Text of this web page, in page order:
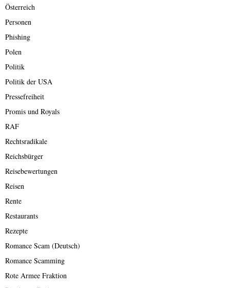
Österreich
Personen
Phishing
Polen
Politik
Politik der USA
Pressefreiheit
Promis und Royals
RAF
Rechtsradikale
Reichsbürger
Reisebewertungen
Reisen
Rente
Restaurants
Rezepte
Romance Scam (Deutsch)
Romance Scamming
Rote Armee Fraktion